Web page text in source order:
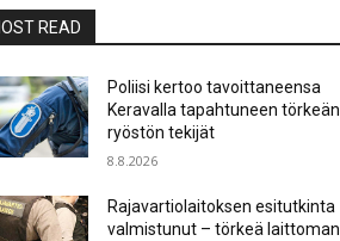
READ
Poliisi kertoo tavoittaneensa
Keravalla tapahtuneen törkeän
ryöstön tekijät
8.8.2026
Rajavartiolaitoksen esitutkinta
valmistunut – törkeä laittoman